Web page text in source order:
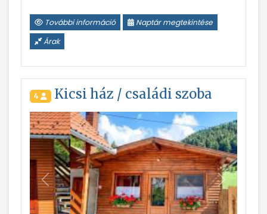
További információ
Naptár megtekintése
Árak
4 Kicsi ház / családi szoba
Vissza